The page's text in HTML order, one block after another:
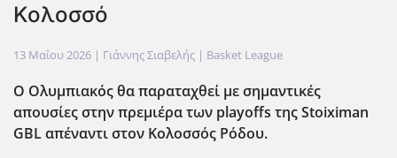
Κολοσσό
13 Μαΐου 2026 | Γιάννης Σιαβελής | Basket League
Ο Ολυμπιακός θα παραταχθεί με σημαντικές
απουσίες στην πρεμιέρα των playoffs της Stoiximan
GBL απέναντι στον Κολοσσός Ρόδου.